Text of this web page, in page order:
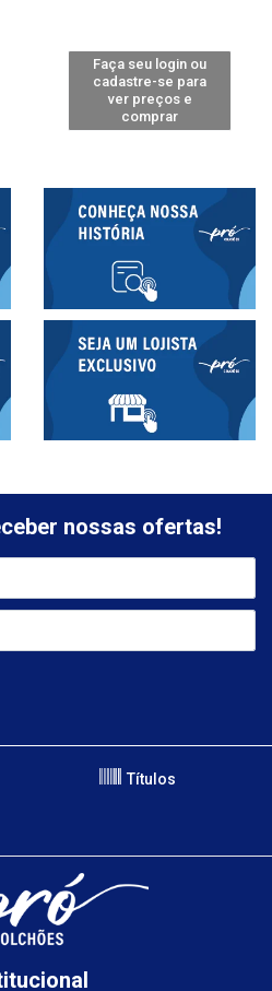
Faça seu login ou
cadastre-se para
ver preços e
comprar
nossas ofertas!
Títulos